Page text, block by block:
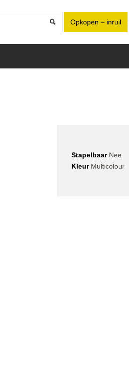
Opkopen – inruil
StapelbaarNee
KleurMulticolour